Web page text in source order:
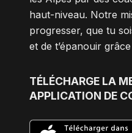
haut-niveau. Notre
progresser, que tu
et de t’épanouir
TÉLÉCHARGE LA
APPLICATION DE